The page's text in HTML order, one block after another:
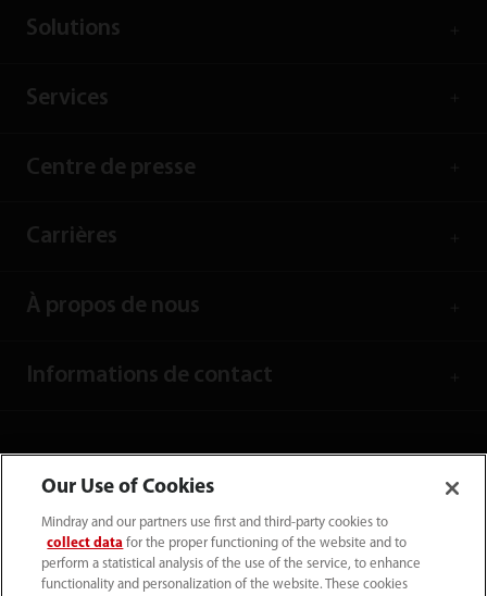
Solutions
Services
Centre de presse
Carrières
À propos de nous
Informations de contact
Our Use of Cookies
Mindray and our partners use first and third-party cookies to
collect data for the proper functioning of the website and to
perform a statistical analysis of the use of the service, to enhance
functionality and personalization of the website. These cookies